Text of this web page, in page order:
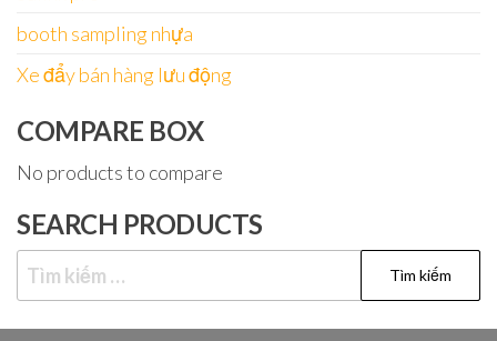
booth sampling nhựa
Xe đẩy bán hàng lưu động
COMPARE BOX
No products to compare
SEARCH PRODUCTS
Tìm
kiếm
cho: